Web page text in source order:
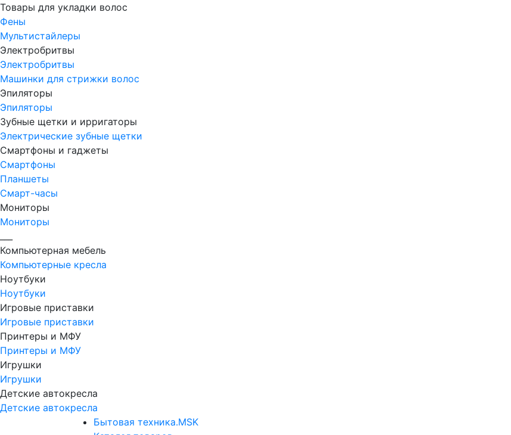
Товары для укладки волос
Фены
Мультистайлеры
Электробритвы
Электробритвы
Машинки для стрижки волос
Эпиляторы
Эпиляторы
Зубные щетки и ирригаторы
Электрические зубные щетки
Смартфоны и гаджеты
Смартфоны
Планшеты
Смарт-часы
Мониторы
Мониторы
Компьютерная мебель
Компьютерные кресла
Ноутбуки
Ноутбуки
Игровые приставки
Игровые приставки
Принтеры и МФУ
Принтеры и МФУ
Игрушки
Игрушки
Детские автокресла
Детские автокресла
Бытовая техника.MSK